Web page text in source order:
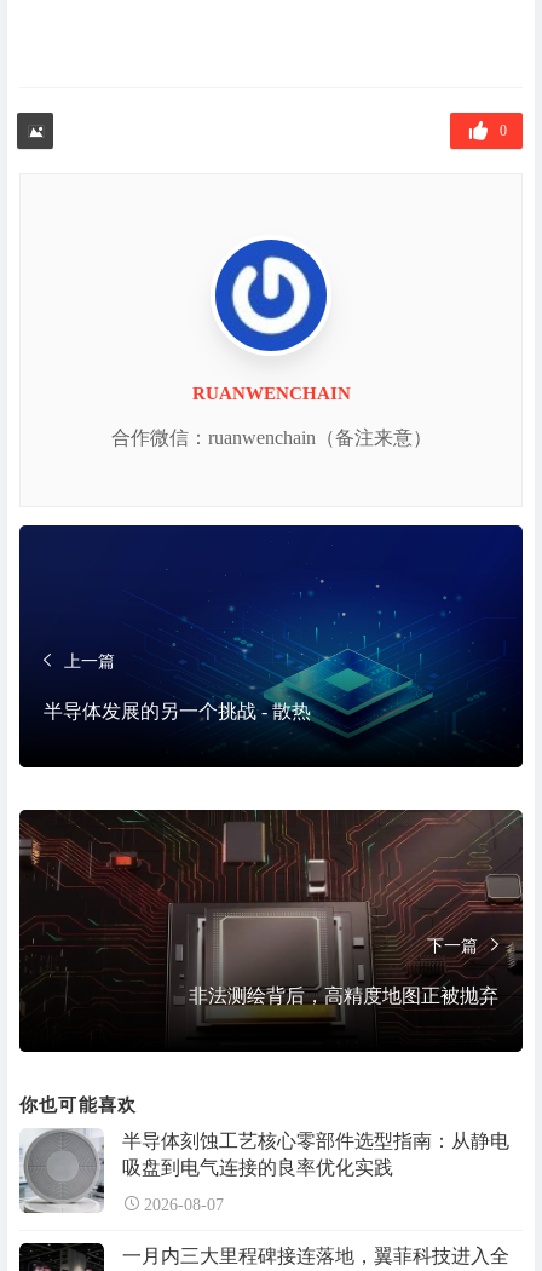
0
RUANWENCHAIN
合作微信：ruanwenchain（备注来意）
上一篇
半导体发展的另一个挑战 - 散热
下一篇
非法测绘背后，高精度地图正被抛弃
你也可能喜欢
半导体刻蚀工艺核心零部件选型指南：从静电
吸盘到电气连接的良率优化实践
2026-08-07
一月内三大里程碑接连落地，翼菲科技进入全